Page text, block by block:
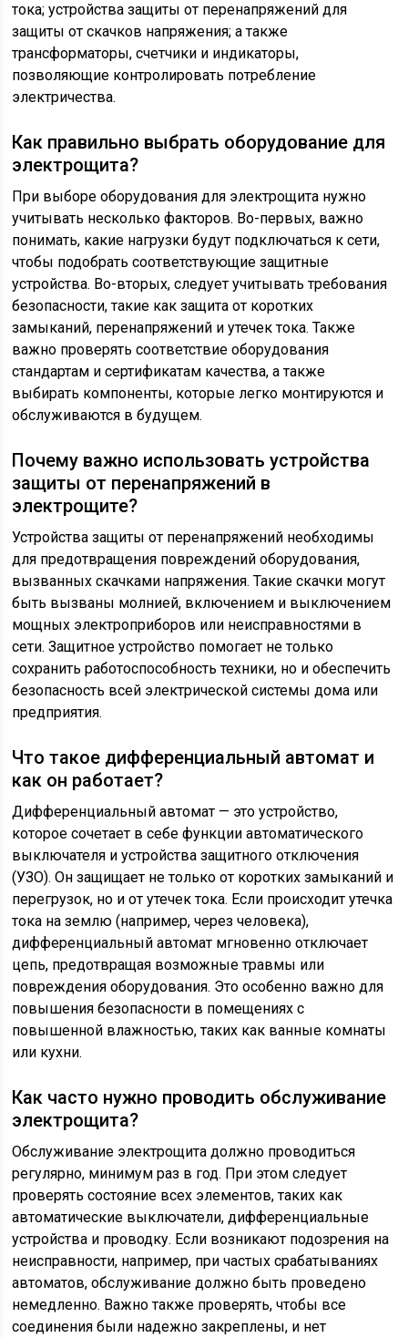
тока; устройства защиты от перенапряжений для
защиты от скачков напряжения; а также
трансформаторы, счетчики и индикаторы,
позволяющие контролировать потребление
электричества.
Как правильно выбрать оборудование для
электрощита?
При выборе оборудования для электрощита нужно
учитывать несколько факторов. Во-первых, важно
понимать, какие нагрузки будут подключаться к сети,
чтобы подобрать соответствующие защитные
устройства. Во-вторых, следует учитывать требования
безопасности, такие как защита от коротких
замыканий, перенапряжений и утечек тока. Также
важно проверять соответствие оборудования
стандартам и сертификатам качества, а также
выбирать компоненты, которые легко монтируются и
обслуживаются в будущем.
Почему важно использовать устройства
защиты от перенапряжений в
электрощите?
Устройства защиты от перенапряжений необходимы
для предотвращения повреждений оборудования,
вызванных скачками напряжения. Такие скачки могут
быть вызваны молнией, включением и выключением
мощных электроприборов или неисправностями в
сети. Защитное устройство помогает не только
сохранить работоспособность техники, но и обеспечить
безопасность всей электрической системы дома или
предприятия.
Что такое дифференциальный автомат и
как он работает?
Дифференциальный автомат — это устройство,
которое сочетает в себе функции автоматического
выключателя и устройства защитного отключения
(УЗО). Он защищает не только от коротких замыканий и
перегрузок, но и от утечек тока. Если происходит утечка
тока на землю (например, через человека),
дифференциальный автомат мгновенно отключает
цепь, предотвращая возможные травмы или
повреждения оборудования. Это особенно важно для
повышения безопасности в помещениях с
повышенной влажностью, таких как ванные комнаты
или кухни.
Как часто нужно проводить обслуживание
электрощита?
Обслуживание электрощита должно проводиться
регулярно, минимум раз в год. При этом следует
проверять состояние всех элементов, таких как
автоматические выключатели, дифференциальные
устройства и проводку. Если возникают подозрения на
неисправности, например, при частых срабатываниях
автоматов, обслуживание должно быть проведено
немедленно. Важно также проверять, чтобы все
соединения были надежно закреплены, и нет